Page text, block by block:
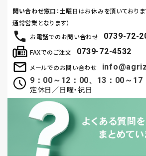
お電話でのお問い合わせ 0739-72-
メールでのお問い合わせ
9：00～12：00、13：00～17
定休日／日曜・祝日
FAXでのご注文 0739-72-4532
問い合わせ窓口 ：土曜日はお休みを頂いておりま
通常営業となります）